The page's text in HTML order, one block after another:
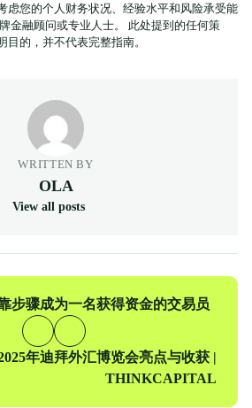
虑您的个人财务状况、经验水平和风险承受能
金融顾问或专业人士。 此处提到的任何策
的，并不代表完整指南。
WRITTEN BY
OLA
View all posts
步骤成为一名获得资金的交易员
年迪拜外汇博览会亮点与收获 |
THINKCAPITAL